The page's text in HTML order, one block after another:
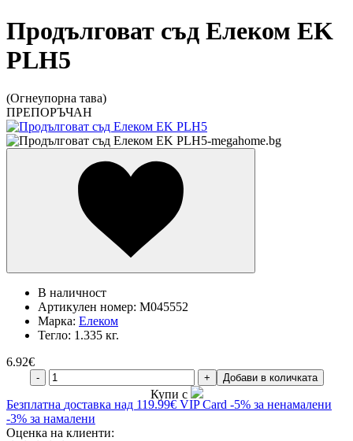
Продълговат съд Елеком EK
PLH5
(Огнеупорна тава)
ПРЕПОРЪЧАН
В наличност
Артикулен номер: M045552
Марка: Елеком
Тегло: 1.335 кг.
6.92€
- + Добави в количката
Купи с
Безплатна доставка над 119.99€ VIP Card -5% за ненамалени
-3% за намалени
Оценка на клиенти: